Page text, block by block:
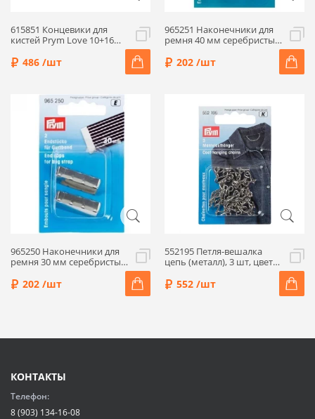
615851 Концевики для
кистей Prym Love 10+16
486 /шт
965251 Наконечники для
ремня 40 мм серебристый
202 /шт
965250 Наконечники для
ремня 30 мм серебристый
202 /шт
552195 Петля-вешалка
цепь (металл), 3 шт, цвет
552 /шт
КОНТАКТЫ
Телефон:
8 (903) 134-16-08